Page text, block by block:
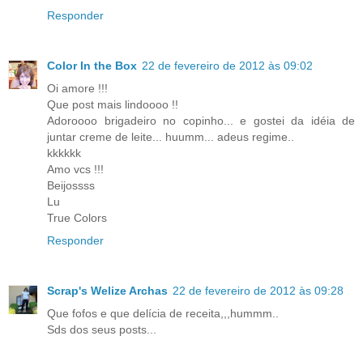
Responder
Color In the Box 22 de fevereiro de 2012 às 09:02
Oi amore !!!
Que post mais lindoooo !!
Adoroooo brigadeiro no copinho... e gostei da idéia de
juntar creme de leite... huumm... adeus regime..
kkkkkk
Amo vcs !!!
Beijossss
Lu
True Colors
Responder
Scrap's Welize Archas 22 de fevereiro de 2012 às 09:28
Que fofos e que delícia de receita,,,hummm..
Sds dos seus posts...